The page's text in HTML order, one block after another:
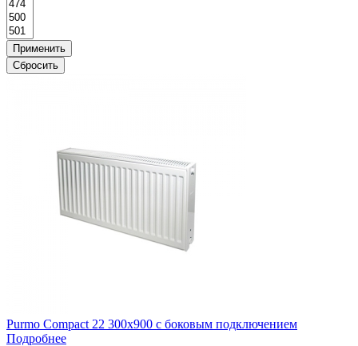
Purmo Compact 22 300х900 с боковым подключением
Подробнее